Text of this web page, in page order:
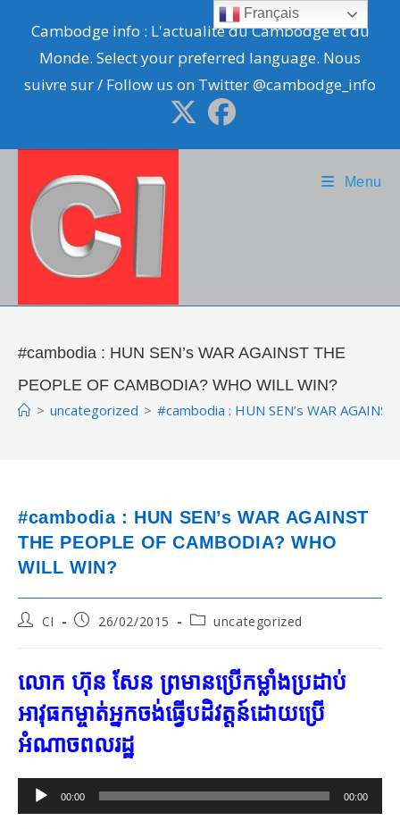
content
Cambodge info : L'actualité du Cambodge et du
Monde. Select your preferred language. Nous
suivre sur / Follow us on Twitter @cambodge_info
Menu
#cambodia : HUN SEN’s WAR AGAINST THE
PEOPLE OF CAMBODIA? WHO WILL WIN?
> uncategorized > #cambodia : HUN SEN’s WAR
#cambodia : HUN SEN’s WAR AGAINST
THE PEOPLE OF CAMBODIA? WHO
WILL WIN?
PostCI
Post26/02/2015
Postuncategorized
លោក ហ៊ុន សែន ព្រមាន​​ប្រើ​កម្លាំង​ប្រដាប់​
អាវុធ​កម្ចាត់​អ្នក​ចង់​ធ្វើ​បដិវត្តន៍​ដោយ​ប្រើ​​
អំណាច​​ពលរដ្ឋ
Audio
Player
00:00 00:00
Français